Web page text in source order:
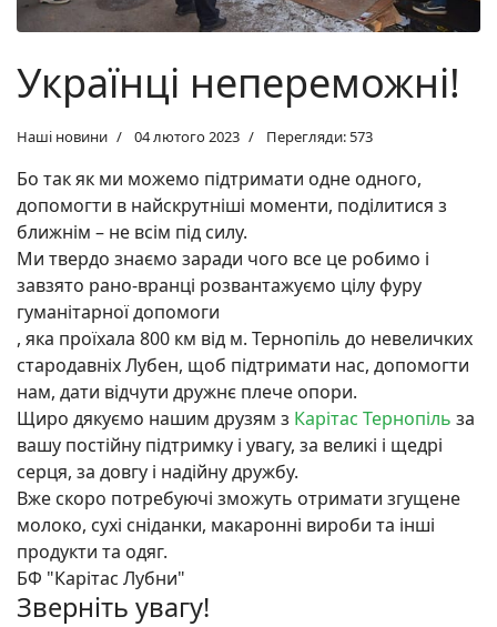
Українці непереможні!
Наші новини 04 лютого 2023 Перегляди: 573
Бо так як ми можемо підтримати одне одного,
допомогти в найскрутніші моменти, поділитися з
ближнім – не всім під силу.
Ми твердо знаємо заради чого все це робимо і
завзято рано-вранці розвантажуємо цілу фуру
гуманітарної допомоги
, яка проїхала 800 км від м. Тернопіль до невеличких
стародавніх Лубен, щоб підтримати нас, допомогти
нам, дати відчути дружнє плече опори.
Щиро дякуємо нашим друзям з Карітас Тернопіль за
вашу постійну підтримку і увагу, за великі і щедрі
серця, за довгу і надійну дружбу.
Вже скоро потребуючі зможуть отримати згущене
молоко, сухі сніданки, макаронні вироби та інші
продукти та одяг.
БФ "Карітас Лубни"
Зверніть увагу!